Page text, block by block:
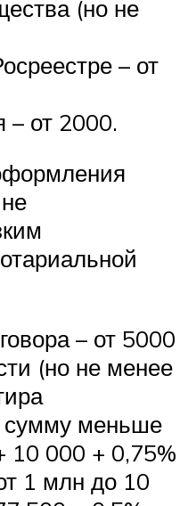
(но не
– от
– от 2000.
– от 5000
(но не менее
сумму меньше
10 000 + 0,75%
1 млн до 10